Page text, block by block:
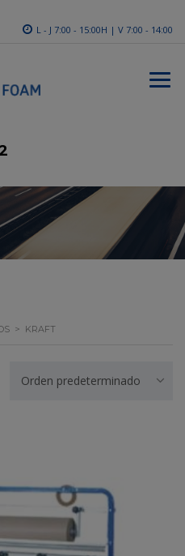
L - J 7:00 - 15:00H | V 7:00 - 14:00
> KRAFT
Orden predeterminado